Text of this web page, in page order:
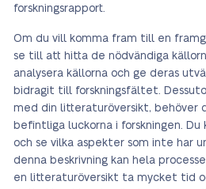
forskningsrapport.
Om du vill komma fram till en
se till att hitta de nödvändiga
analysera källorna och ge deras
bidragit till forskningsfältet.
med din litteraturöversikt, behöver
befintliga luckorna i forskningen. Du
och se vilka aspekter som inte har
denna beskrivning kan hela
en litteraturöversikt ta mycket tid